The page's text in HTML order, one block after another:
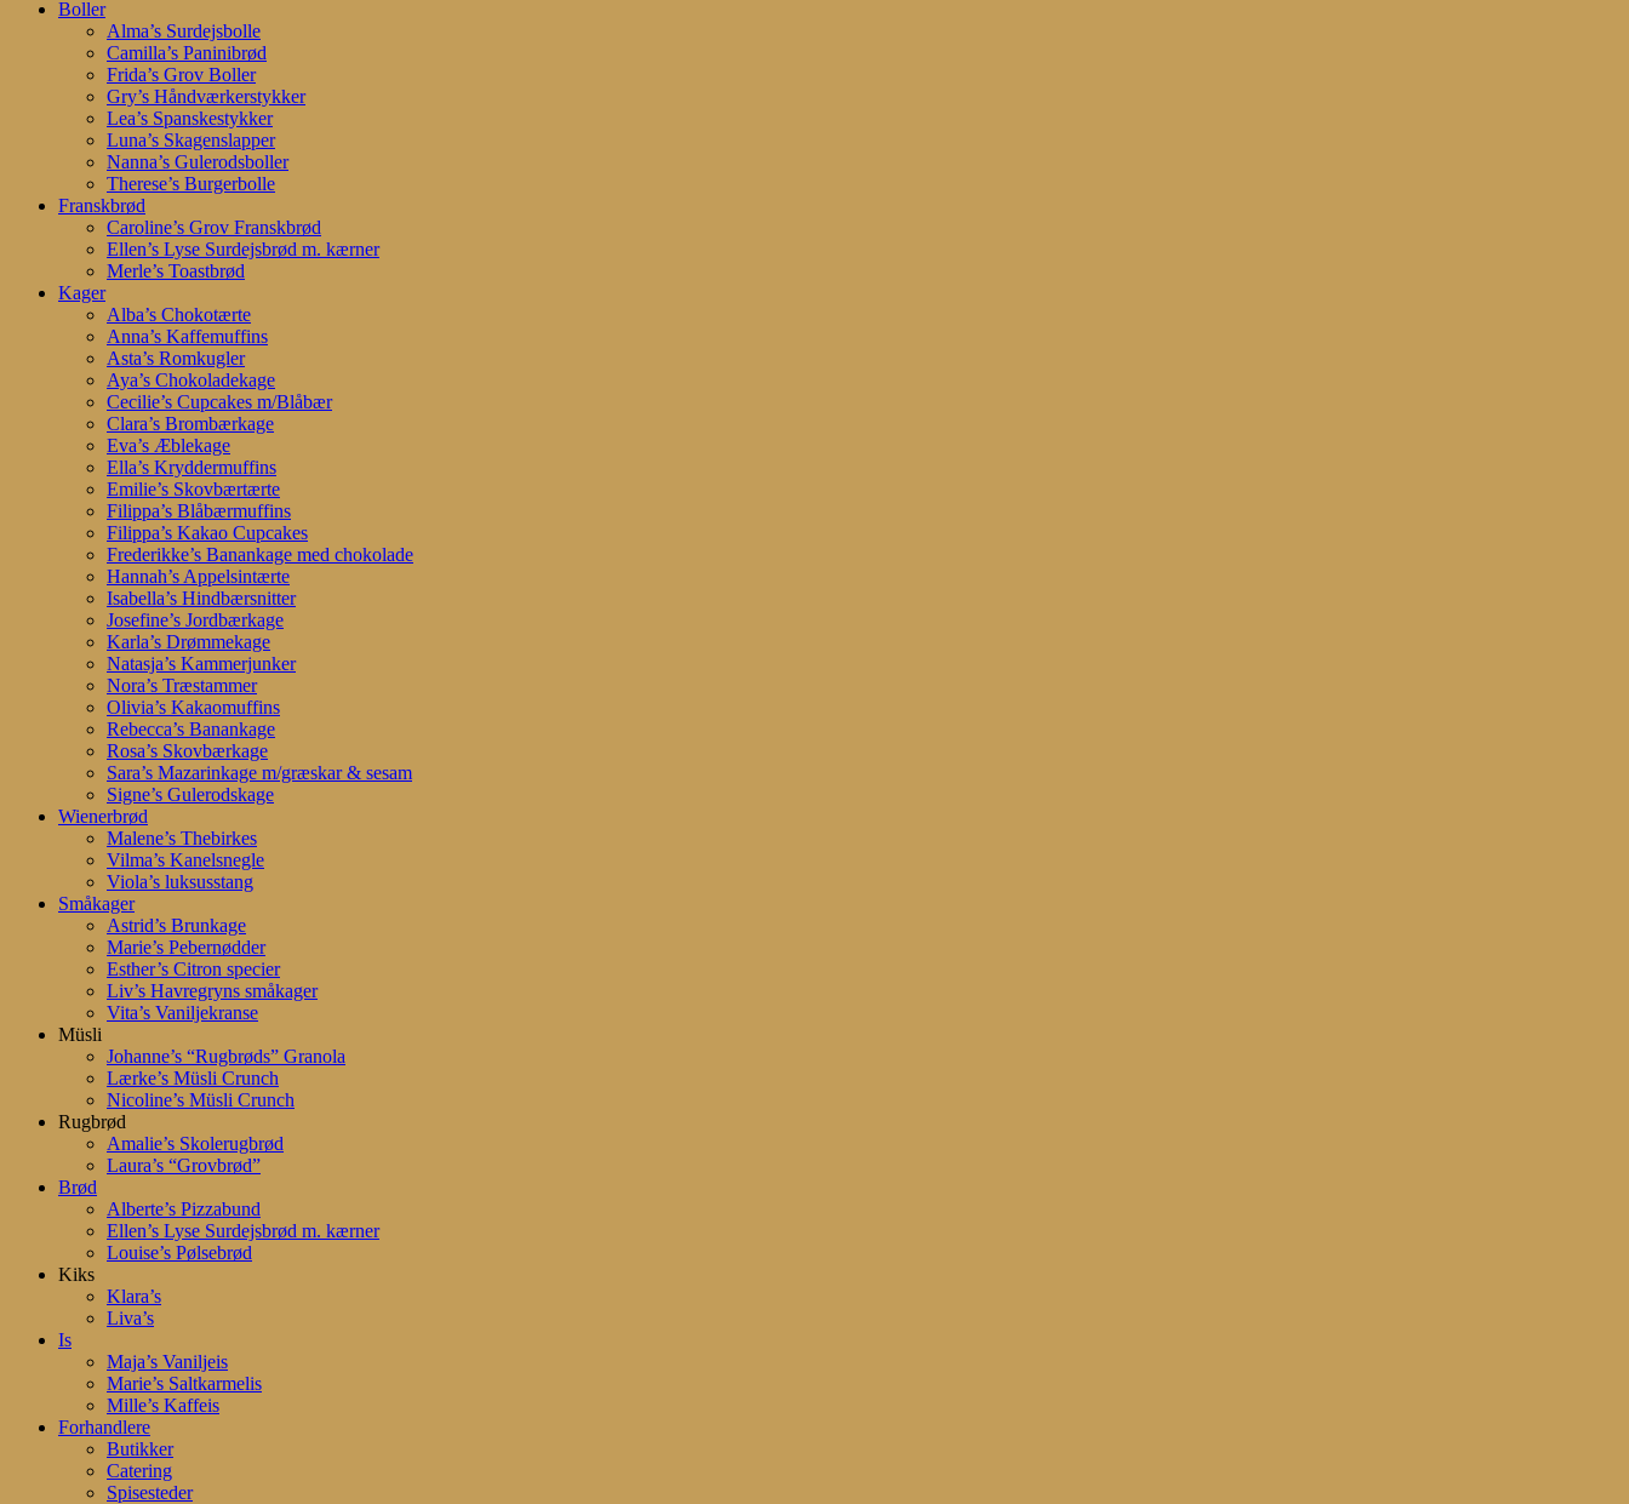
search
account
Menu
Boller
Alma’s Surdejsbolle
Camilla’s Paninibrød
Frida’s Grov Boller
Gry’s Håndværkerstykker
Lea’s Spanskestykker
Luna’s Skagenslapper
Nanna’s Gulerodsboller
Therese’s Burgerbolle
Franskbrød
Caroline’s Grov Franskbrød
Ellen’s Lyse Surdejsbrød m. kærner
Merle’s Toastbrød
Kager
Alba’s Chokotærte
Anna’s Kaffemuffins
Asta’s Romkugler
Aya’s Chokoladekage
Cecilie’s Cupcakes m/Blåbær
Clara’s Brombærkage
Eva’s Æblekage
Ella’s Kryddermuffins
Emilie’s Skovbærtærte
Filippa’s Blåbærmuffins
Filippa’s Kakao Cupcakes
Frederikke’s Banankage med chokolade
Hannah’s Appelsintærte
Isabella’s Hindbærsnitter
Josefine’s Jordbærkage
Karla’s Drømmekage
Natasja’s Kammerjunker
Nora’s Træstammer
Olivia’s Kakaomuffins
Rebecca’s Banankage
Rosa’s Skovbærkage
Sara’s Mazarinkage m/græskar & sesam
Signe’s Gulerodskage
Wienerbrød
Malene’s Thebirkes
Vilma’s Kanelsnegle
Viola’s luksusstang
Småkager
Astrid’s Brunkage
Marie’s Pebernødder
Esther’s Citron specier
Liv’s Havregryns småkager
Vita’s Vaniljekranse
Müsli
Johanne’s “Rugbrøds” Granola
Lærke’s Müsli Crunch
Nicoline’s Müsli Crunch
Rugbrød
Amalie’s Skolerugbrød
Laura’s “Grovbrød”
Brød
Alberte’s Pizzabund
Ellen’s Lyse Surdejsbrød m. kærner
Louise’s Pølsebrød
Kiks
Klara’s
Liva’s
Is
Maja’s Vaniljeis
Marie’s Saltkarmelis
Mille’s Kaffeis
Forhandlere
Butikker
Catering
Spisesteder